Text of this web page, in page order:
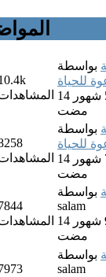
بواسطة
للحياة
14 سنوات 5 شهور
مضت
بواسطة
للحياة
14 سنوات 7 شهور
مضت
بواسطة
salam
14 سنوات 9 شهور
مضت
بواسطة
salam